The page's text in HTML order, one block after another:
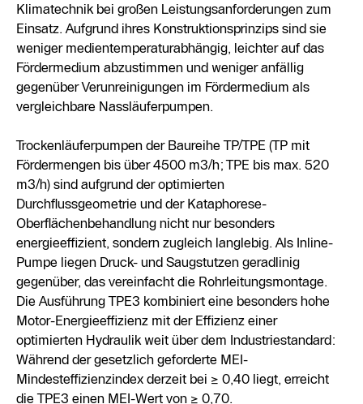
Klimatechnik bei großen Leistungsanforderungen zum
Einsatz. Aufgrund ihres Konstruktionsprinzips sind sie
weniger medientemperaturabhängig, leichter auf das
Fördermedium abzustimmen und weniger anfällig
gegenüber Verunreinigungen im Fördermedium als
vergleichbare Nassläuferpumpen.
Trockenläuferpumpen der Baureihe TP/TPE (TP mit
Fördermengen bis über 4500 m3/h; TPE bis max. 520
m3/h) sind aufgrund der optimierten
Durchflussgeometrie und der Kataphorese-
Oberflächenbehandlung nicht nur besonders
energieeffizient, sondern zugleich langlebig. Als Inline-
Pumpe liegen Druck- und Saugstutzen geradlinig
gegenüber, das vereinfacht die Rohrleitungsmontage.
Die Ausführung TPE3 kombiniert eine besonders hohe
Motor-Energieeffizienz mit der Effizienz einer
optimierten Hydraulik weit über dem Industriestandard:
Während der gesetzlich geforderte MEI-
Mindesteffizienzindex derzeit bei ≥ 0,40 liegt, erreicht
die TPE3 einen MEI-Wert von ≥ 0,70.